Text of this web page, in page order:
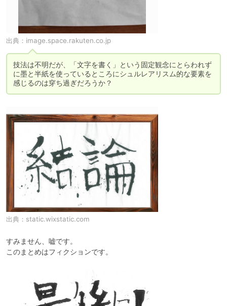
出典： image.space.rakuten.co.jp
技法は不明だが、「文字を書く」という固定観念にとらわれず
に墨と半紙を使っているところにシュルレアリスム的な要素を
感じるのは穿ち過ぎだろうか？
出典： static.wixstatic.com
すみません、嘘です。
このまとめはフィクションです。